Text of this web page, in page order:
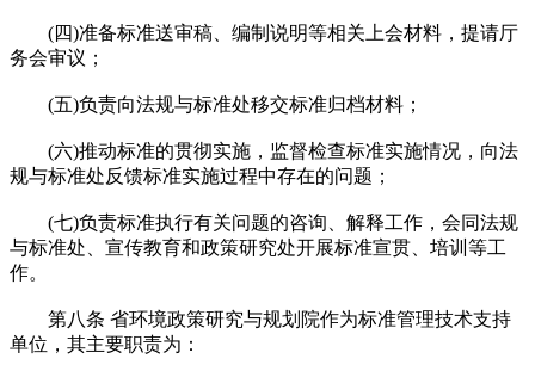
(四)准备标准送审稿、编制说明等相关上会材料，提请厅
务会审议；
(五)负责向法规与标准处移交标准归档材料；
(六)推动标准的贯彻实施，监督检查标准实施情况，向法
规与标准处反馈标准实施过程中存在的问题；
(七)负责标准执行有关问题的咨询、解释工作，会同法规
与标准处、宣传教育和政策研究处开展标准宣贯、培训等工
作。
第八条 省环境政策研究与规划院作为标准管理技术支持
单位，其主要职责为：